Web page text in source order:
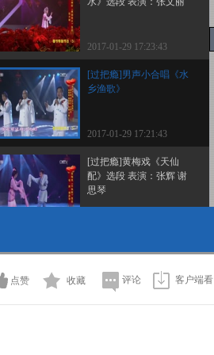
2017-01-29 17:23:43
[过把瘾]男声小合唱《水
乡渔歌》
2017-01-29 17:21:43
[过把瘾]黄梅戏《天仙
配》选段 表演：张辉 谢
思琴
2017-01-29 17:11:47
点赞 收藏 评论 客户端看